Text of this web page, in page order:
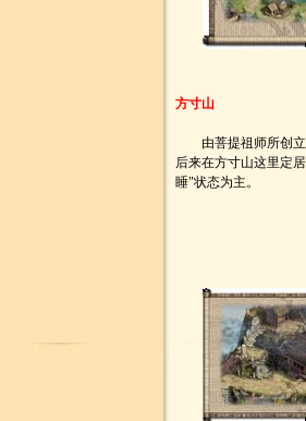
方寸山
由菩提祖师所创立
后来在方寸山这里定
睡"状态为主。